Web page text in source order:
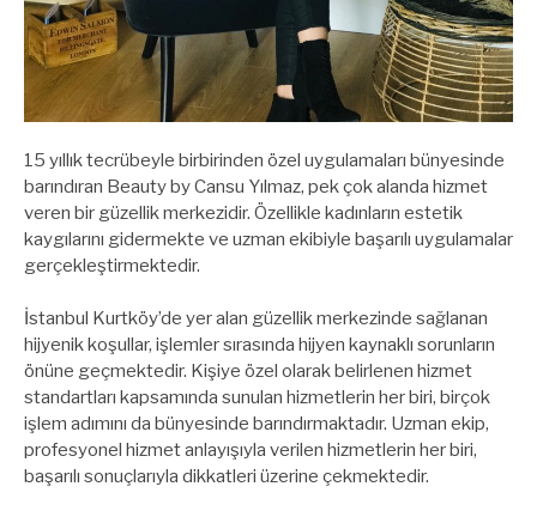
15 yıllık tecrübeyle birbirinden özel uygulamaları bünyesinde
barındıran Beauty by Cansu Yılmaz, pek çok alanda hizmet
veren bir güzellik merkezidir. Özellikle kadınların estetik
kaygılarını gidermekte ve uzman ekibiyle başarılı uygulamalar
gerçekleştirmektedir.
İstanbul Kurtköy’de yer alan güzellik merkezinde sağlanan
hijyenik koşullar, işlemler sırasında hijyen kaynaklı sorunların
önüne geçmektedir. Kişiye özel olarak belirlenen hizmet
standartları kapsamında sunulan hizmetlerin her biri, birçok
işlem adımını da bünyesinde barındırmaktadır. Uzman ekip,
profesyonel hizmet anlayışıyla verilen hizmetlerin her biri,
başarılı sonuçlarıyla dikkatleri üzerine çekmektedir.